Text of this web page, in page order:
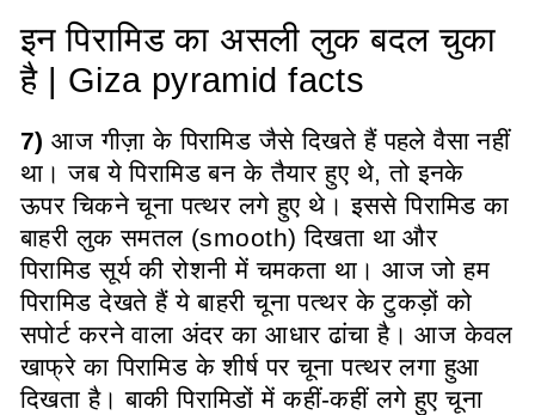
इन पिरामिड का असली लुक बदल चुका
है | Giza pyramid facts
7) आज गीज़ा के पिरामिड जैसे दिखते हैं पहले वैसा नहीं
था। जब ये पिरामिड बन के तैयार हुए थे, तो इनके
ऊपर चिकने चूना पत्थर लगे हुए थे। इससे पिरामिड का
बाहरी लुक समतल (smooth) दिखता था और
पिरामिड सूर्य की रोशनी में चमकता था। आज जो हम
पिरामिड देखते हैं ये बाहरी चूना पत्थर के टुकड़ों को
सपोर्ट करने वाला अंदर का आधार ढांचा है। आज केवल
खाफ्रे का पिरामिड के शीर्ष पर चूना पत्थर लगा हुआ
दिखता है। बाकी पिरामिडों में कहीं-कहीं लगे हुए चूना